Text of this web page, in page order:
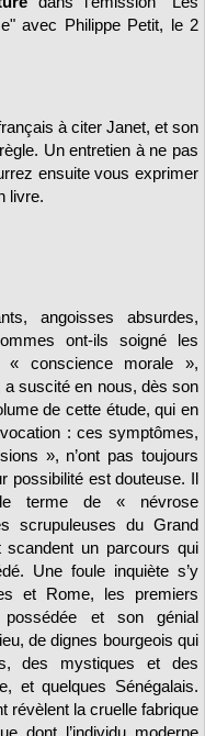
avec Philippe Petit, le 2
à citer Janet, et son
Un entretien à ne pas
ensuite vous exprimer
livre.
angoisses absurdes,
ont-ils soigné les
conscience morale »,
a suscité en nous, dès son
de cette étude, qui en
: ces symptômes,
», n’ont pas toujours
possibilité est douteuse. Il
terme de « névrose
scrupuleuses du Grand
scandent un parcours qui
Une foule inquiète s’y
et Rome, les premiers
et son génial
de dignes bourgeois qui
des mystiques et des
et quelques Sénégalais.
révèlent la cruelle fabrique
dont l’individu moderne